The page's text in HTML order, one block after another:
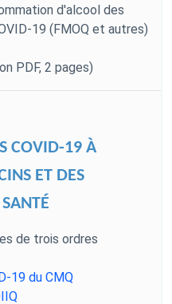
d'alcool des
19 (FMOQ et autres)
PDF, 2 pages)
COVID-19 À
ET DES
de trois ordres
19 du CMQ